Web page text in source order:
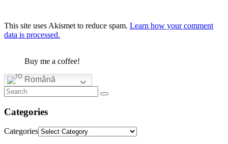
This site uses Akismet to reduce spam. Learn how your comment
data is processed.
Buy me a coffee!
Română
Categories
Categories